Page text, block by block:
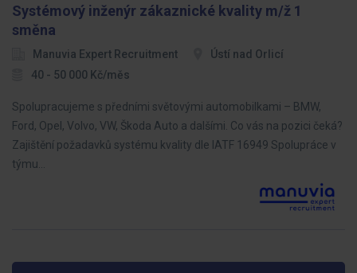
Systémový inženýr zákaznické kvality m/ž 1
směna
Manuvia Expert Recruitment
Ústí nad Orlicí
40 - 50 000 Kč/měs
Spolupracujeme s předními světovými automobilkami – BMW,
Ford, Opel, Volvo, VW, Škoda Auto a dalšími. Co vás na pozici čeká?
Zajištění požadavků systému kvality dle IATF 16949 Spolupráce v
týmu…